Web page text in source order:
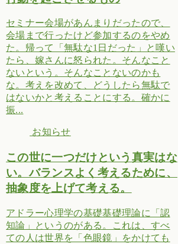
セミナー会場があんまりだったので、
会場まで行ったけど参加するのをやめ
た。帰って「無駄な1日だった」と嘆い
たら、嫁さんに怒られた。そんなこと
ないという。そんなことないのかも
な。考えを改めて、どうしたら無駄で
はないかと考えることにする。確かに
振...
お知らせ
この世に一つだけという真実はな
い。バランスよく考えるために、
抽象度を上げて考える。
アドラー心理学の基礎基礎理論に「認
知論」というのがある。これは、すべ
ての人は世界を「色眼鏡」をかけても